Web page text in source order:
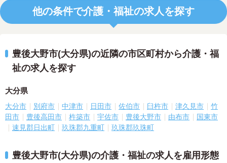
他の条件で介護・福祉の求人を探す
豊後大野市(大分県)の近隣の市区町村から介護・福
祉の求人を探す
大分県
大分市 別府市 中津市 日田市 佐伯市 臼杵市 津久見市
竹
田市
豊後高田市 杵築市 宇佐市 豊後大野市 由布市
国東市
速見郡日出町
玖珠郡九重町 玖珠郡玖珠町
豊後大野市(大分県)の介護・福祉の求人を雇用形態